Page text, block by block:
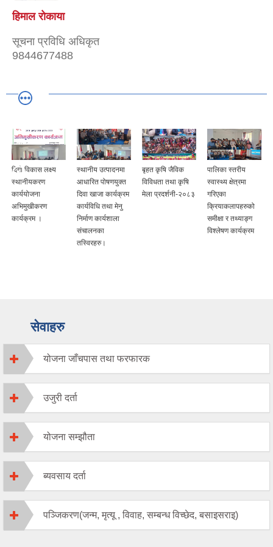
हिमाल राेकाया
सूचना प्रविधि अधिकृत
9844677488
दिगो विकास लक्ष्य
स्थानीयकरण
कार्ययोजना
अभिमुखीकरण
कार्यक्रम ।
स्थानीय उत्पादनमा
आधारित पोषणयुक्त
दिवा खाजा कार्यक्रम
कार्यविधि तथा मेनु
निर्माण कार्यशाला
संचालनका
तस्विरहरु।
बृहत कृषि जैविक
विविधता तथा कृषि
मेला प्रदर्शनी-२०८३
पालिका स्तरीय
स्वास्थ्य क्षेत्रमा
गरिएका
क्रियाकलापहरुको
समीक्षा र तथ्याङ्ग
विश्लेषण कार्यक्रम
सेवाहरु
योजना जाँचपास तथा फरफारक
उजुरी दर्ता
योजना सम्झौता
ब्यवसाय दर्ता
पञ्जिकरण(जन्म, मृत्यू , विवाह, सम्बन्ध विच्छेद, बसाइसराइ)